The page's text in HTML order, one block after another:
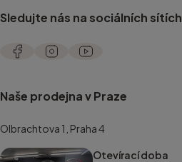
Sledujte nás na sociálních sítích
Naše prodejna v Praze
Olbrachtova 1, Praha 4
Otevírací doba